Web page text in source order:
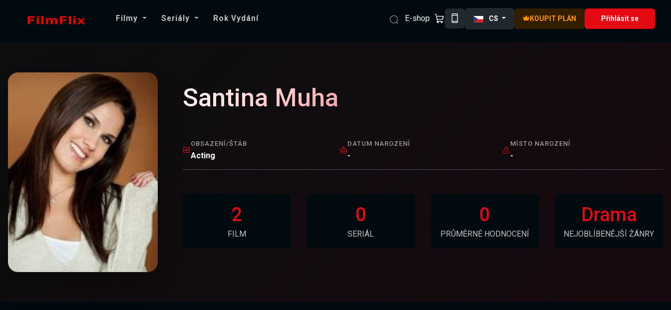
Filmy Seriály Rok Vydání E-shop CS KOUPIT PLÁN Přihlásit se
Santina Muha
OBSAZENÍ/ŠTÁB
Acting
DATUM NAROZENÍ
-
MÍSTO NAROZENÍ
-
2
FILM
0
SERIÁL
0
PRŮMĚRNÉ HODNOCENÍ
Drama
NEJOBLÍBENĚJŠÍ ŽÁNRY